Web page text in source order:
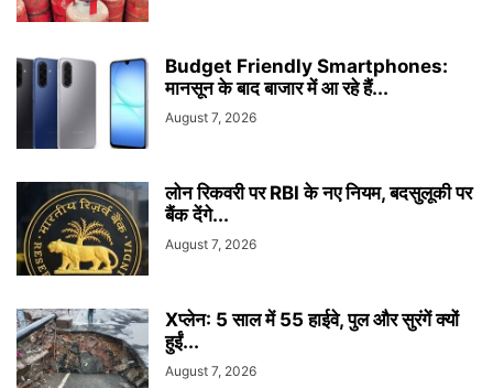
Budget Friendly Smartphones:
मानसून के बाद बाजार में आ रहे हैं...
August 7, 2026
लोन रिकवरी पर RBI के नए नियम, बदसुलूकी पर
बैंक देंगे...
August 7, 2026
Xप्लेन: 5 साल में 55 हाईवे, पुल और सुरंगें क्यों
हुईं...
August 7, 2026